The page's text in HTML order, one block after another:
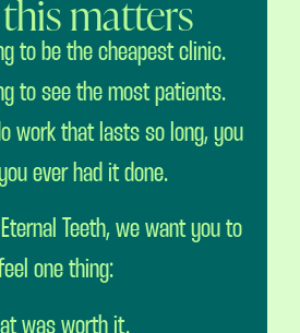
to be the cheapest clinic.
to see the most patients.
work that lasts so long, you
ever had it done.
Teeth, we want you to
one thing:
was worth it.